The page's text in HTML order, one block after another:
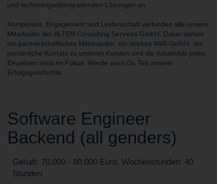
und technologieübergreifenden Lösungen an.
Kompetenz, Engagement und Leidenschaft verbinden alle unsere
Mitarbeiter der ALTEN Consulting Services GmbH. Dabei stehen
ein partnerschaftliches Miteinander, ein starkes WIR-Gefühl, der
persönliche Kontakt zu unseren Kunden und die Kreativität jedes
Einzelnen stets im Fokus. Werde auch Du Teil unserer
Erfolgsgeschichte.
Software Engineer
Backend (all genders)
Gehalt: 70.000 - 80.000 Euro, Wochenstunden: 40
Stunden